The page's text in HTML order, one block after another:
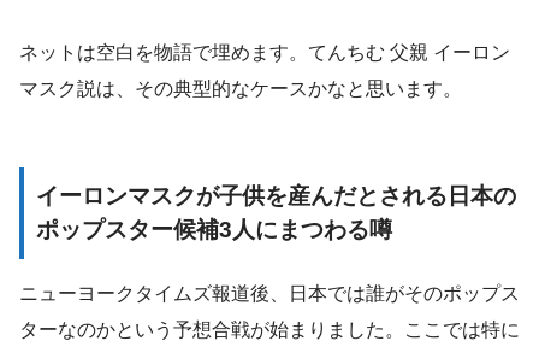
ネットは空白を物語で埋めます。てんちむ 父親 イーロン
マスク説は、その典型的なケースかなと思います。
イーロンマスクが子供を産んだとされる日本の
ポップスター候補3人にまつわる噂
ニューヨークタイムズ報道後、日本では誰がそのポップス
ターなのかという予想合戦が始まりました。ここでは特に